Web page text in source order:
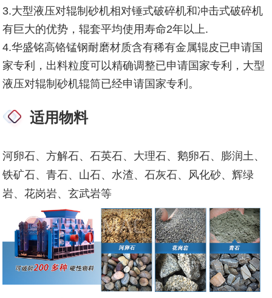
3.大型液压对辊制砂机相对锤式破碎机和冲击式破碎机
有巨大的优势，辊套平均使用寿命2年以上.
4.华盛铭高铬锰钢耐磨材质含有稀有金属辊皮已申请国
家专利，出料粒度可以精确调整已申请国家专利， 大型
液压对辊制砂机辊筒已经申请国家专利 。
适用物料
河卵石、方解石、石英石、大理石、鹅卵石、膨润土、
铁矿石、青石、山石、水渣、石灰石、风化砂、辉绿
岩、花岗岩、玄武岩等